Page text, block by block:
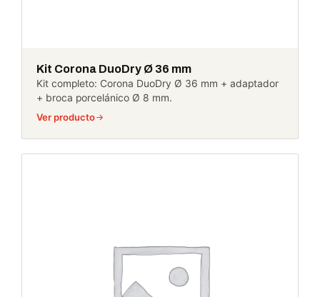
Kit Corona DuoDry Ø 36 mm
Kit completo: Corona DuoDry Ø 36 mm + adaptador
+ broca porcelánico Ø 8 mm.
Ver producto